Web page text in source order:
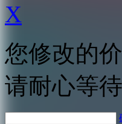
X
您修改的
请耐心等待